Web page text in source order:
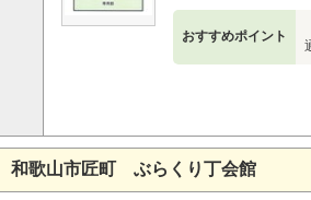
おすすめポイント
和歌山市匠町 ぶらくり丁会館